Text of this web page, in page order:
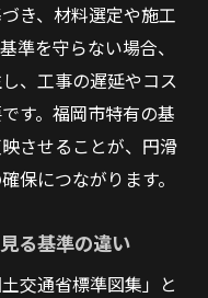
き、材料選定や施工
準を守らない場合、
、工事の遅延やコス
す。福岡市特有の基
させることが、円滑
保につながります。
る基準の違い
交通省標準図集」と